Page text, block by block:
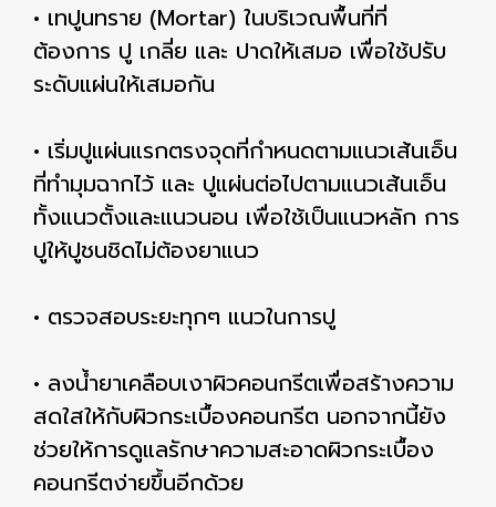
• เทปูนทราย (Mortar) ในบริเวณพื้นที่ที่
ต้องการ ปู เกลี่ย และ ปาดให้เสมอ เพื่อใช้ปรับ
ระดับแผ่นให้เสมอกัน
• เริ่มปูแผ่นแรกตรงจุดที่กำหนดตามแนวเส้นเอ็น
ที่ทำมุมฉากไว้ และ ปูแผ่นต่อไปตามแนวเส้นเอ็น
ทั้งแนวตั้งและแนวนอน เพื่อใช้เป็นแนวหลัก การ
ปูให้ปูชนชิดไม่ต้องยาแนว
• ตรวจสอบระยะทุกๆ แนวในการปู
• ลงน้ำยาเคลือบเงาผิวคอนกรีตเพื่อสร้างความ
สดใสให้กับผิวกระเบื้องคอนกรีต นอกจากนี้ยัง
ช่วยให้การดูแลรักษาความสะอาดผิวกระเบื้อง
คอนกรีตง่ายขึ้นอีกด้วย